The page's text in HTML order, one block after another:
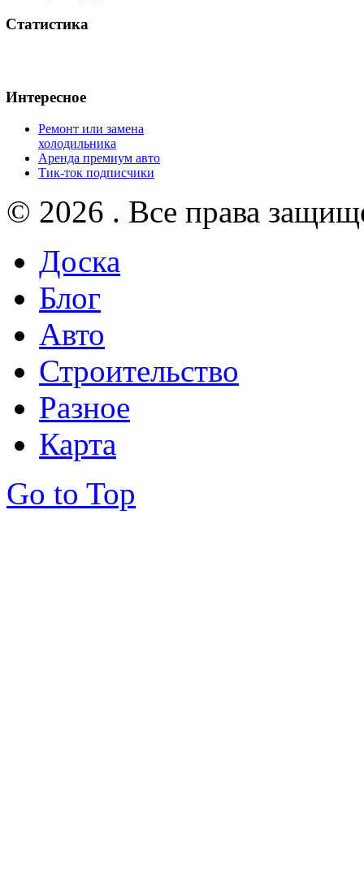
Статистика
Интересное
Ремонт или замена
холодильника
Аренда премиум авто
Тик-ток подписчики
© 2026 . Все права
Доска
Блог
Авто
Строительство
Разное
Карта
Go to Top